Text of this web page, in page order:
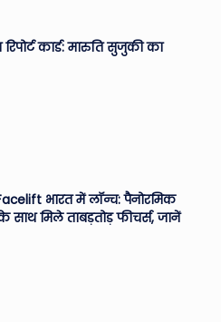
कार्ड: मारुति सुजुकी का
भारत में लॉन्च: पैनोरमिक
मिले ताबड़तोड़ फीचर्स, जानें